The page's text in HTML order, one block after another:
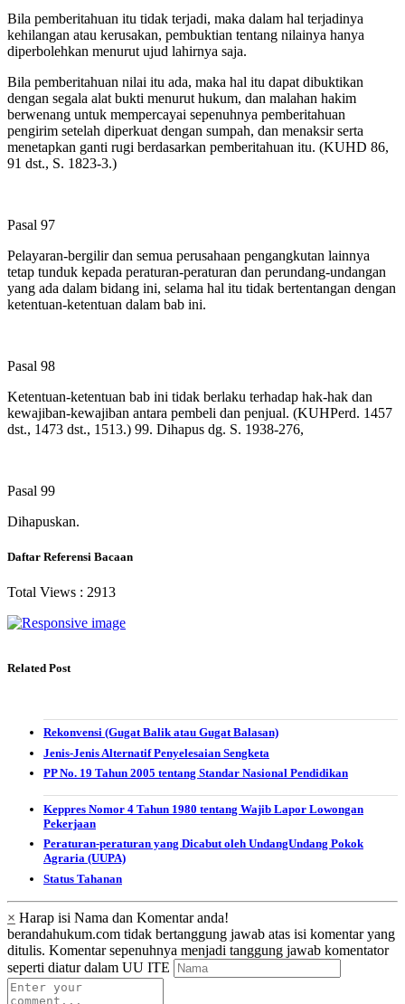
Bila pemberitahuan itu tidak terjadi, maka dalam hal terjadinya
kehilangan atau kerusakan, pembuktian tentang nilainya hanya
diperbolehkan menurut ujud lahirnya saja.
Bila pemberitahuan nilai itu ada, maka hal itu dapat dibuktikan
dengan segala alat bukti menurut hukum, dan malahan hakim
berwenang untuk mempercayai sepenuhnya pemberitahuan
pengirim setelah diperkuat dengan sumpah, dan menaksir serta
menetapkan ganti rugi berdasarkan pemberitahuan itu. (KUHD 86,
91 dst., S. 1823-3.)
Pasal 97
Pelayaran-bergilir dan semua perusahaan pengangkutan lainnya
tetap tunduk kepada peraturan-peraturan dan perundang-undangan
yang ada dalam bidang ini, selama hal itu tidak bertentangan dengan
ketentuan-ketentuan dalam bab ini.
Pasal 98
Ketentuan-ketentuan bab ini tidak berlaku terhadap hak-hak dan
kewajiban-kewajiban antara pembeli dan penjual. (KUHPerd. 1457
dst., 1473 dst., 1513.) 99. Dihapus dg. S. 1938-276,
Pasal 99
Dihapuskan.
Daftar Referensi Bacaan
Total Views : 2913
Related Post
Rekonvensi (Gugat Balik atau Gugat Balasan)
Jenis-Jenis Alternatif Penyelesaian Sengketa
PP No. 19 Tahun 2005 tentang Standar Nasional Pendidikan
Keppres Nomor 4 Tahun 1980 tentang Wajib Lapor Lowongan
Pekerjaan
Peraturan-peraturan yang Dicabut oleh UndangUndang Pokok
Agraria (UUPA)
Status Tahanan
× Harap isi Nama dan Komentar anda!
berandahukum.com tidak bertanggung jawab atas isi komentar yang
ditulis. Komentar sepenuhnya menjadi tanggung jawab komentator
seperti diatur dalam UU ITE